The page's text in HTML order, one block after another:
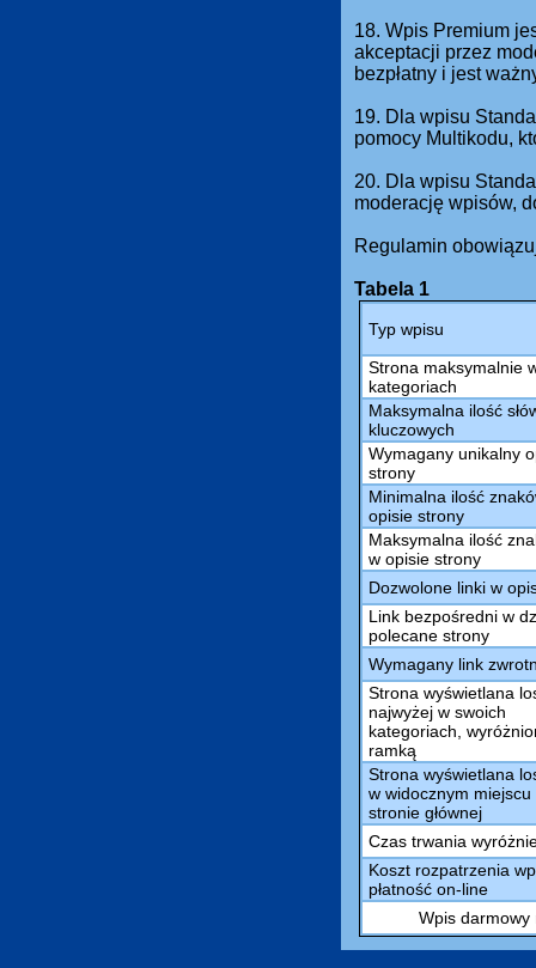
18. Wpis Premium
akceptacji przez
bezpłatny i jest
19. Dla wpisu
pomocy Multikodu,
20. Dla wpisu
moderację wpisów,
Regulamin
Tabela 1
Typ wpisu
Strona maksymalnie
kategoriach
Maksymalna ilość
kluczowych
Wymagany unikalny
strony
Minimalna ilość
opisie strony
Maksymalna ilość
w opisie strony
Dozwolone linki w
Link bezpośredni w
polecane strony
Wymagany link
Strona wyświetlana
najwyżej w swoich
kategoriach,
ramką
Strona wyświetlana
w widocznym miejscu
stronie głównej
Czas trwania
Koszt rozpatrzenia
płatność on-line
Wpis darmowy